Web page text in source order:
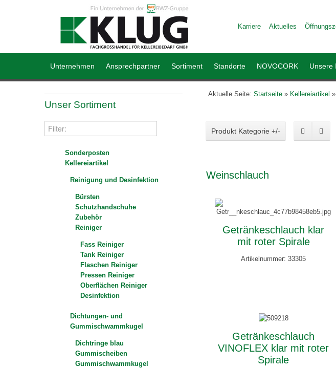
Karriere Aktuelles
Unternehmen Ansprechpartner Sortiment Standorte NOVOCORK Unsere
Unser Sortiment
Sonderposten
Kellereiartikel
Reinigung und Desinfektion
Bürsten
Schutzhandschuhe
Zubehör
Reiniger
Fass Reiniger
Tank Reiniger
Flaschen Reiniger
Pressen Reiniger
Oberflächen Reiniger
Desinfektion
Dichtungen- und
Gummischwammkugel
Dichtringe blau
Gummischeiben
Gummischwammkugel
Aktuelle Seite: Startseite » Kellereiartikel »
Produkt Kategorie +/-
Weinschlauch
Getränkeschlauch klar
mit roter Spirale
Artikelnummer: 33305
Getränkeschlauch
VINOFLEX klar mit roter
Spirale